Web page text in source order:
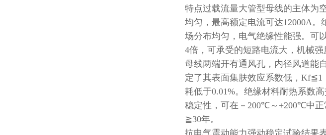
特点过载流量大管型母线的主体为
均匀，最高额定电流可达12000A。
场分布均匀，电气绝缘性能强。可
4倍，可承受的短路电流大，机械
母线两端开有通风孔，内径风道能
定了其表面集肤效应系数低， Kf≦1
耗低于0.01%。绝缘材料耐热系数
稳定性，可在－ 200℃～ +200℃中
≧30年。
抗电气震动能力强动稳定试验结果